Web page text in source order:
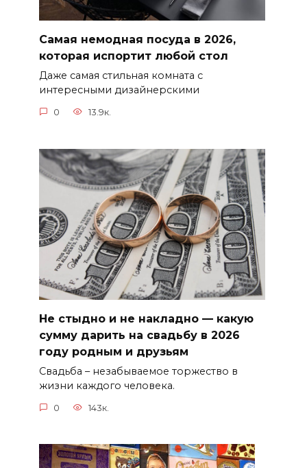
Самая немодная посуда в 2026,
которая испортит любой стол
Даже самая стильная комната с
интересными дизайнерскими
0 13.9к.
Не стыдно и не накладно — какую
сумму дарить на свадьбу в 2026
году родным и друзьям
Свадьба – незабываемое торжество в
жизни каждого человека.
0 143к.